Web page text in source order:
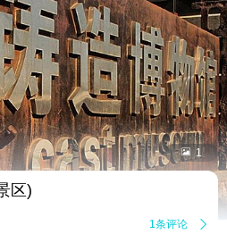
 1
区)
1条评论 